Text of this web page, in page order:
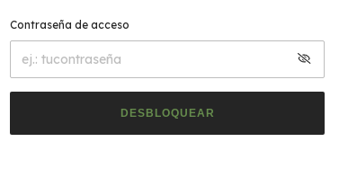
Contraseña de acceso
DESBLOQUEAR